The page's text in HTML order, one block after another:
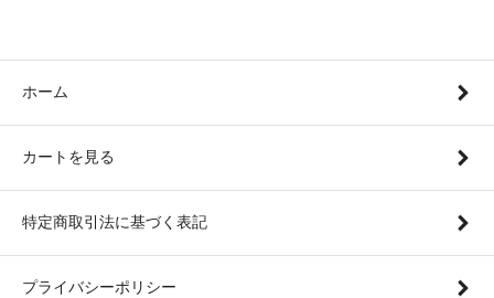
ホーム
カートを見る
特定商取引法に基づく表記
プライバシーポリシー